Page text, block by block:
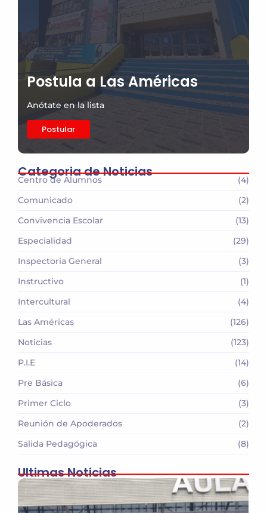
Postula a Las Américas
Anótate en la lista
Postular
Categoria de Noticias
Centro de Alumnos
(4)
Comunicado
(2)
Convivencia Escolar
(13)
Especialidad
(29)
Inspectoria General
(3)
Instructivo
(1)
Intercultural
(4)
Las Américas
(126)
Noticias
(123)
P.I.E
(14)
Pre Básica
(6)
Primer Ciclo
(3)
Reunión de Apoderados
(2)
Salida Pedagógica
(8)
Ultimas Noticias